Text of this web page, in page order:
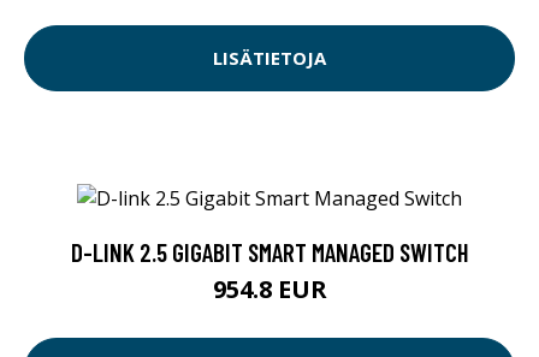
LISÄTIETOJA
D-LINK 2.5 GIGABIT SMART MANAGED SWITCH
954.8 EUR